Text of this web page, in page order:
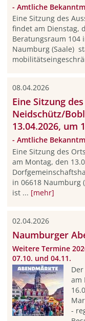
- Amtliche
Eine Sitzung des
findet am Dienstag,
Beratungsraum 104
Naumburg (Saale)
08.04.2026
Eine Sitzung
Neidschütz/
13.04.2026, um
- Amtliche
Eine Sitzung des
am Montag, den
in 06618 Naumburg
ist ... [mehr]
02.04.2026
Naumburger
Weitere Termine
07.10. und 04.11.
am
-